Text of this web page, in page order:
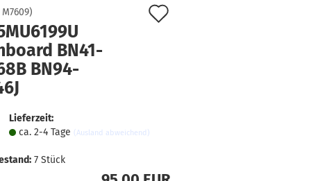
KONTAKT
M7609)
BN41-
BN94-
Lieferzeit:
ca. 2-4 Tage (Ausland abweichend)
7 Stück